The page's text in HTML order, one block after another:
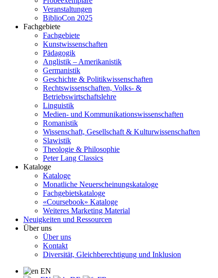
Veranstaltungen
BiblioCon 2025
Fachgebiete
Fachgebiete
Kunstwissenschaften
Pädagogik
Anglistik – Amerikanistik
Germanistik
Geschichte & Politikwissenschaften
Rechtswissenschaften, Volks- &
Betriebswirtschaftslehre
Linguistik
Medien- und Kommunikationswissenschaften
Romanistik
Wissenschaft, Gesellschaft & Kulturwissenschaften
Slawistik
Theologie & Philosophie
Peter Lang Classics
Kataloge
Kataloge
Monatliche Neuerscheinungskataloge
Fachgebietskataloge
«Coursebook» Kataloge
Weiteres Marketing Material
Neuigkeiten und Ressourcen
Über uns
Über uns
Kontakt
Diversität, Gleichberechtigung und Inklusion
EN